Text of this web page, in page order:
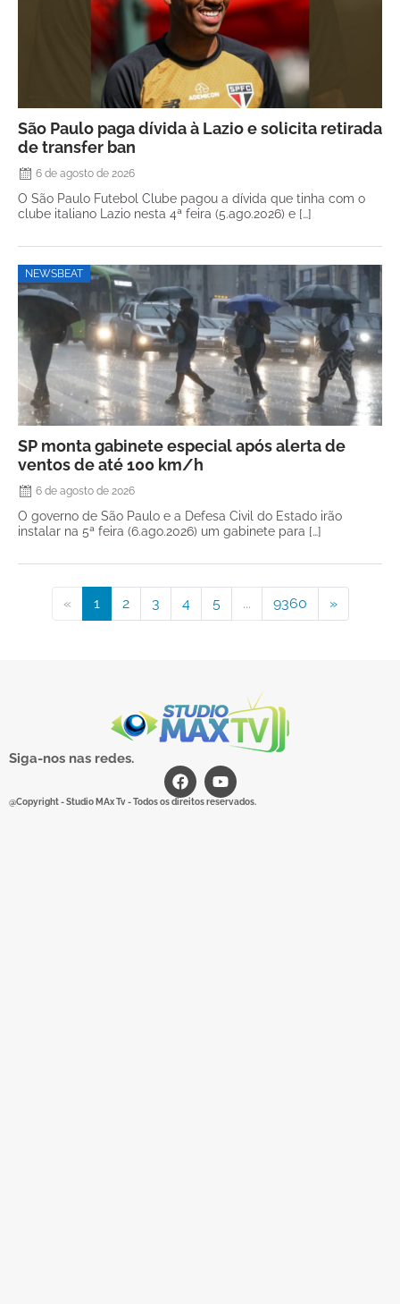
São Paulo paga dívida à Lazio e solicita retirada
de transfer ban
6 de agosto de 2026
O São Paulo Futebol Clube pagou a dívida que tinha com o
clube italiano Lazio nesta 4ª feira (5.ago.2026) e […]
NEWSBEAT
SP monta gabinete especial após alerta de
ventos de até 100 km/h
6 de agosto de 2026
O governo de São Paulo e a Defesa Civil do Estado irão
instalar na 5ª feira (6.ago.2026) um gabinete para […]
« 1 2 3 4 5 ... 9360 »
Siga-nos nas redes.
@Copyright - Studio MAx Tv - Todos os direitos reservados.